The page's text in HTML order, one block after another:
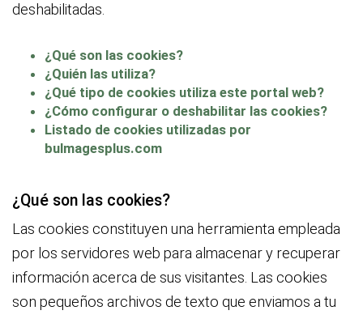
deshabilitadas.
¿Qué son las cookies?
¿Quién las utiliza?
¿Qué tipo de cookies utiliza este portal web?
¿Cómo configurar o deshabilitar las cookies?
Listado de cookies utilizadas por
bulmagesplus.com
¿Qué son las cookies?
Las cookies constituyen una herramienta empleada
por los servidores web para almacenar y recuperar
información acerca de sus visitantes. Las cookies
son pequeños archivos de texto que enviamos a tu